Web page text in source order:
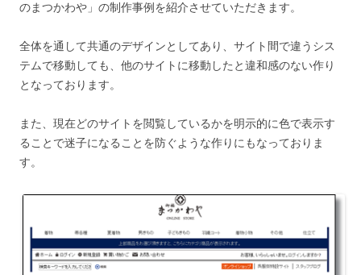
のまつかわや」の制作事例を紹介させていただきます。
全体を通して共通のデザインとしてあり、サイト間で違うシス
テムで移動しても、他のサイトに移動したと違和感のない作り
となっております。
また、現在どのサイトを閲覧しているかを明示的に色で表示す
ることで迷子になることを防ぐような作りにもなっておりま
す。